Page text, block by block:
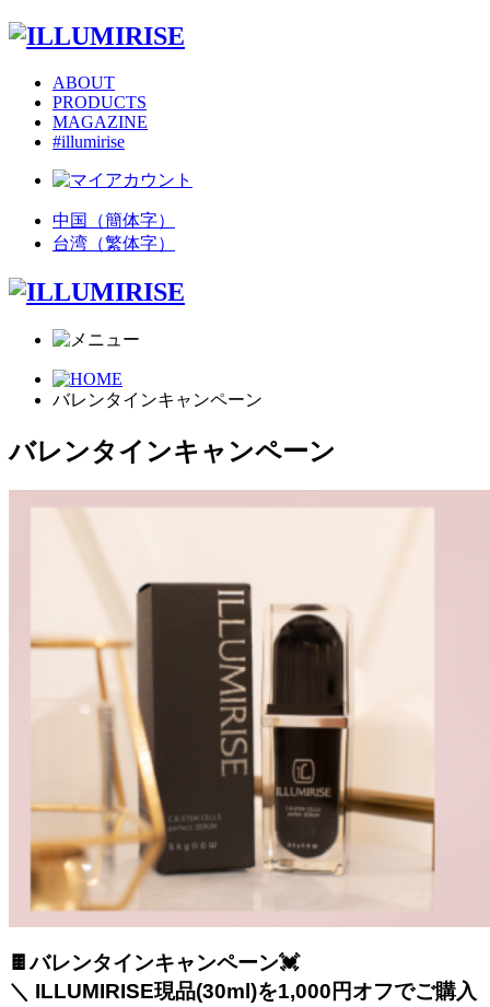
ABOUT
PRODUCTS
MAGAZINE
#illumirise
中国（簡体字）
台湾（繁体字）
バレンタインキャンペーン
バレンタインキャンペーン
🍫バレンタインキャンペーン💓
＼ ILLUMIRISE現品(30ml)を1,000円オフでご購入